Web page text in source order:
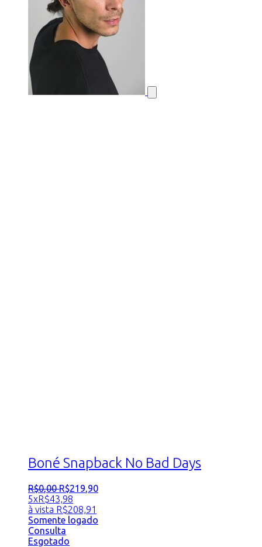
Boné Snapback No Bad Days
R$0,00 R$219,90
5xR$43,98
à vista R$208,91
Somente logado
Consulta
Esgotado